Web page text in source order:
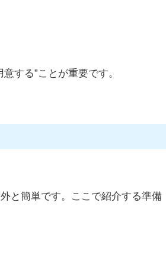
する”ことが重要です。
と簡単です。ここで紹介する準備